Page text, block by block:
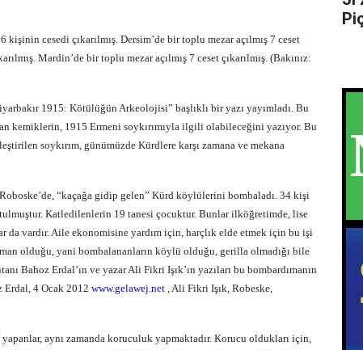
cesedi çıkarılmış. Dersim’de bir toplu mezar açılmış 7 ceset
Mardin’de bir toplu mezar açılmış 7 ceset çıkarılmış. (Bakınız:
1915: Kötülüğün Arkeolojisi” başlıklı bir yazı yayımladı. Bu
kemiklerin, 1915 Ermeni soykırımıyla ilgili olabileceğini yazıyor. Bu
soykırım, günümüzde Kürdlere karşı zamana ve mekana
“kaçağa gidip gelen” Kürd köylülerini bombaladı. 34 kişi
Katledilenlerin 19 tanesi çocuktur. Bunlar ilköğretimde, lise
vardır. Aile ekonomisine yardım için, harçlık elde etmek için bu işi
olduğu, yani bombalananların köylü olduğu, gerilla olmadığı bile
Bahoz Erdal’ın ve yazar Ali Fikri Işık’ın yazıları bu bombardımanın
Erdal, 4 Ocak 2012 www.gelawej.net , Ali Fikri Işık, Robeske,
aynı zamanda koruculuk yapmaktadır. Korucu oldukları için,